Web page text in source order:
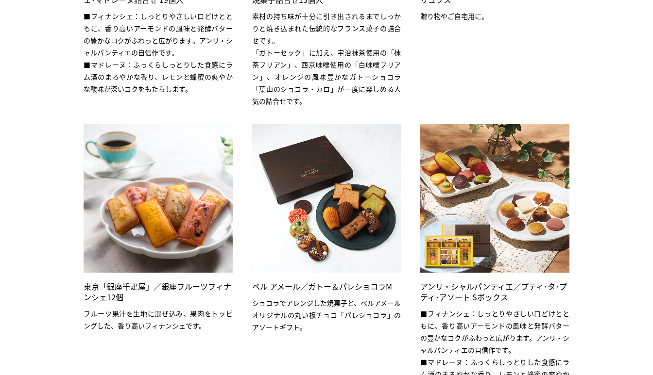
■フィナンシェ：しっとりやさしい口どけとと
もに、香り高いアーモンドの風味と発酵バター
の豊かなコクがふわっと広がります。アンリ・シ
ャルパンティエの自信作です。
■マドレーヌ：ふっくらしっとりした食感にラ
ム酒のまろやかな香り、レモンと蜂蜜の爽やか
な酸味が深いコクをもたらします。
素材の持ち味が十分に引き出されるまでしっか
りと焼き込まれた伝統的なフランス菓子の詰合
せです。
「ガトーセック」に加え、宇治抹茶使用の「抹
茶フリアン」、西京味噌使用の「白味噌フリア
ン」、オレンジの風味豊かなガトーショコラ
「葉山のショコラ・カロ」が一度に楽しめる人
気の詰合せです。
贈り物やご自宅用に。
東京「銀座千疋屋」／銀座フルーツフィナ
ンシェ12個
フルーツ果汁を生地に混ぜ込み、果肉をトッピ
ングした、香り高いフィナンシェです。
ベル アメール／ガトー＆パレショコラM
ショコラでアレンジした焼菓子と、ベルアメール
オリジナルの丸い板チョコ「パレショコラ」の
アソートギフト。
アンリ・シャルパンティエ／プティ･タ･プ
ティ･アソート Sボックス
■フィナンシェ：しっとりやさしい口どけとと
もに、香り高いアーモンドの風味と発酵バター
の豊かなコクがふわっと広がります。アンリ・シ
ャルパンティエの自信作です。
■マドレーヌ：ふっくらしっとりした食感にラ